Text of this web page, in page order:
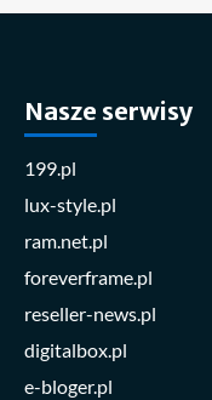
Nasze serwisy
199.pl
lux-style.pl
ram.net.pl
foreverframe.pl
reseller-news.pl
digitalbox.pl
e-bloger.pl